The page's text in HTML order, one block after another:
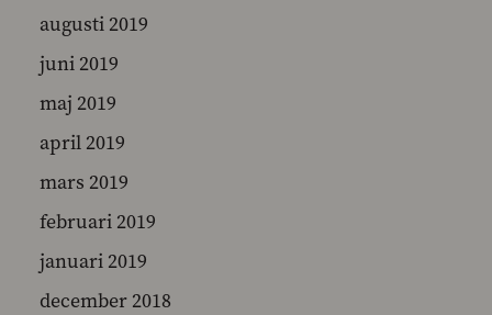
augusti 2019
juni 2019
maj 2019
april 2019
mars 2019
februari 2019
januari 2019
december 2018